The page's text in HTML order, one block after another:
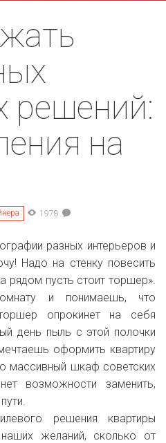
решений:
на
1978
разных интерьеров и
Надо на стенку повесить
рядом пусть стоит торшер».
и понимаешь, что
опрокинет на себя
день пыль с этой полочки
оформить квартиру
массивный шкаф советских
возможности заменить,
решения квартиры
желаний, сколько от